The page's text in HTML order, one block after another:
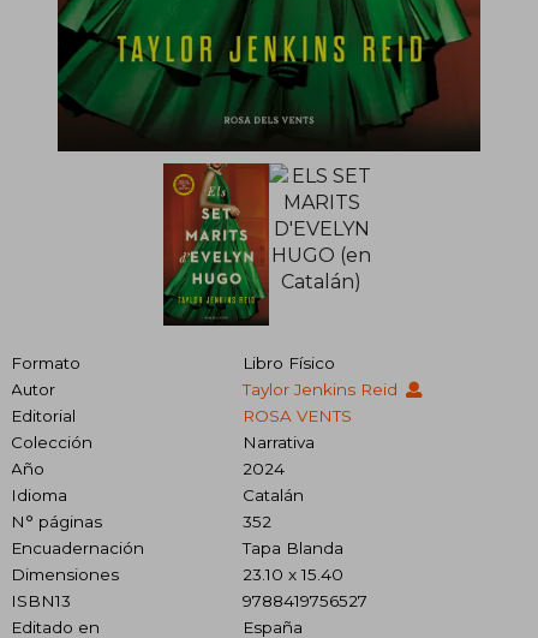
Formato
Libro Físico
Autor
Taylor Jenkins Reid
Editorial
ROSA VENTS
Colección
Narrativa
Año
2024
Idioma
Catalán
N° páginas
352
Encuadernación
Tapa Blanda
Dimensiones
23.10 x 15.40
ISBN13
9788419756527
Editado en
España